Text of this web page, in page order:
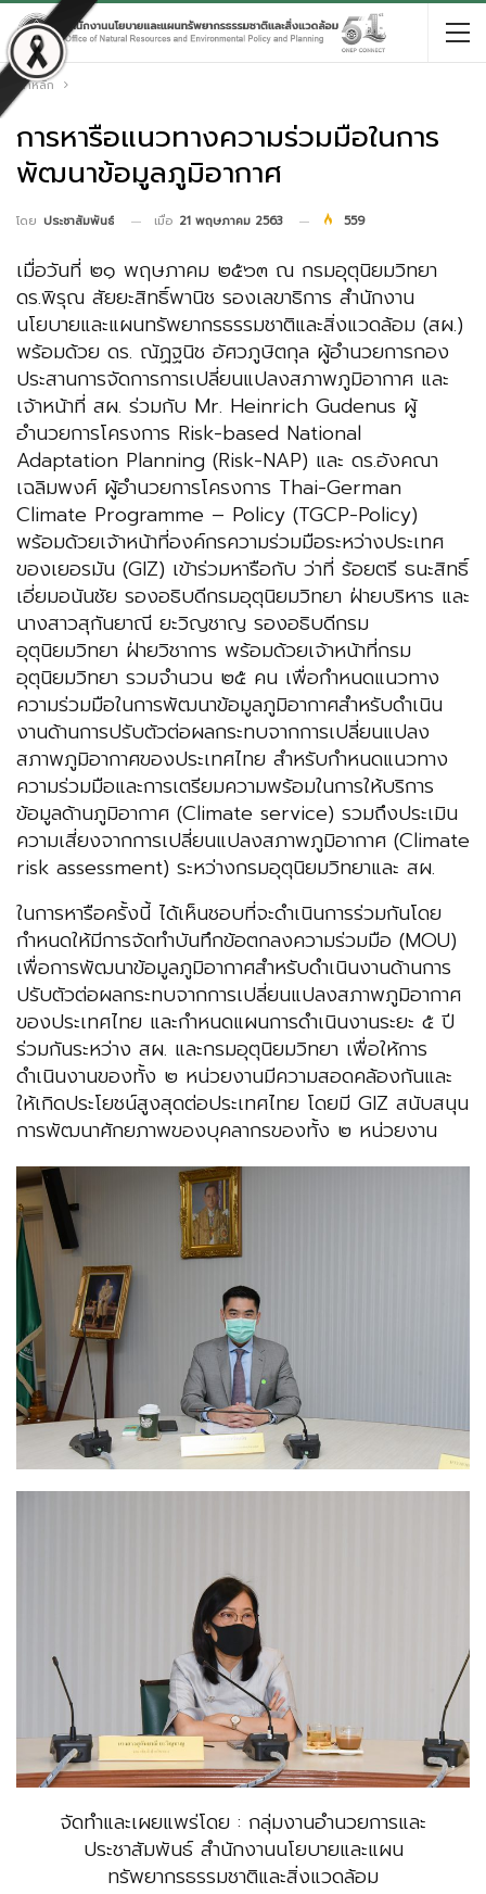
หน้าหลัก
การหารือแนวทางความร่วมมือในการ
พัฒนาข้อมูลภูมิอากาศ
โดย ประชาสัมพันธ์ เมื่อ 21 พฤษภาคม 2563 559
เมื่อวันที่ ๒๑ พฤษภาคม ๒๕๖๓ ณ กรมอุตุนิยมวิทยา
ดร.พิรุณ สัยยะสิทธิ์พานิช รองเลขาธิการ สำนักงาน
นโยบายและแผนทรัพยากรธรรมชาติและสิ่งแวดล้อม (สผ.)
พร้อมด้วย ดร. ณัฏฐนิช อัศวภูษิตกุล ผู้อำนวยการกอง
ประสานการจัดการการเปลี่ยนแปลงสภาพภูมิอากาศ และ
เจ้าหน้าที่ สผ. ร่วมกับ Mr. Heinrich Gudenus ผู้
อำนวยการโครงการ Risk-based National
Adaptation Planning (Risk-NAP) และ ดร.อังคณา
เฉลิมพงศ์ ผู้อำนวยการโครงการ Thai-German
Climate Programme – Policy (TGCP-Policy)
พร้อมด้วยเจ้าหน้าที่องค์กรความร่วมมือระหว่างประเทศ
ของเยอรมัน (GIZ) เข้าร่วมหารือกับ ว่าที่ ร้อยตรี ธนะสิทธิ์
เอี่ยมอนันชัย รองอธิบดีกรมอุตุนิยมวิทยา ฝ่ายบริหาร และ
นางสาวสุกันยาณี ยะวิญชาญ รองอธิบดีกรม
อุตุนิยมวิทยา ฝ่ายวิชาการ พร้อมด้วยเจ้าหน้าที่กรม
อุตุนิยมวิทยา รวมจำนวน ๒๕ คน เพื่อกำหนดแนวทาง
ความร่วมมือในการพัฒนาข้อมูลภูมิอากาศสำหรับดำเนิน
งานด้านการปรับตัวต่อผลกระทบจากการเปลี่ยนแปลง
สภาพภูมิอากาศของประเทศไทย สำหรับกำหนดแนวทาง
ความร่วมมือและการเตรียมความพร้อมในการให้บริการ
ข้อมูลด้านภูมิอากาศ (Climate service) รวมถึงประเมิน
ความเสี่ยงจากการเปลี่ยนแปลงสภาพภูมิอากาศ (Climate
risk assessment) ระหว่างกรมอุตุนิยมวิทยาและ สผ.
ในการหารือครั้งนี้ ได้เห็นชอบที่จะดำเนินการร่วมกันโดย
กำหนดให้มีการจัดทำบันทึกข้อตกลงความร่วมมือ (MOU)
เพื่อการพัฒนาข้อมูลภูมิอากาศสำหรับดำเนินงานด้านการ
ปรับตัวต่อผลกระทบจากการเปลี่ยนแปลงสภาพภูมิอากาศ
ของประเทศไทย และกำหนดแผนการดำเนินงานระยะ ๕ ปี
ร่วมกันระหว่าง สผ. และกรมอุตุนิยมวิทยา เพื่อให้การ
ดำเนินงานของทั้ง ๒ หน่วยงานมีความสอดคล้องกันและ
ให้เกิดประโยชน์สูงสุดต่อประเทศไทย โดยมี GIZ สนับสนุน
การพัฒนาศักยภาพของบุคลากรของทั้ง ๒ หน่วยงาน
จัดทำและเผยแพร่โดย : กลุ่มงานอำนวยการและ
ประชาสัมพันธ์ สำนักงานนโยบายและแผน
ทรัพยากรธรรมชาติและสิ่งแวดล้อม